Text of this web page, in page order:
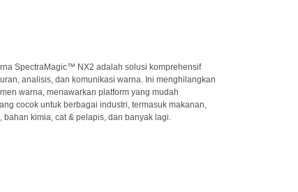
SpectraMagic™ NX2 adalah solusi komprehensif
analisis, dan komunikasi warna. Ini menghilangkan
warna, menawarkan platform yang mudah
cocok untuk berbagai industri, termasuk makanan,
bahan kimia, cat & pelapis, dan banyak lagi.